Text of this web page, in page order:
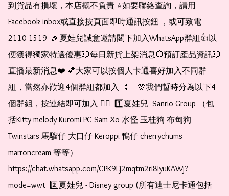
到貨品有損壞，本店概不負責 ⭐️如要聯絡查詢，請用
Facebook inbox或直接按頁面即時通訊按鈕 ，或可致電
2110 1519  🎉夏娃兒誠意邀請閣下加入WhatsApp群組👍以
便獲得獨家特選優惠💥每日新貨上架消息💥預訂產品資訊💥
直播最新消息❤️ 💕大家可以按個人卡通喜好加入不同群
組，當然亦歡迎4個群組都加入👏🏻 🌸我們暫時分為以下4
個群組，按連結即可加入 👇🏻  1️⃣夏娃兒 -Sanrio Group （包
括Kitty melody Kuromi PC Sam Xo 水怪 玉桂狗 布甸狗
Twinstars 馬騮仔 大口仔 Keroppi 鴨仔 cherrychums
marroncream 等等）
https://chat.whatsapp.com/CPK9Ej2mqtm2ri8IyuKAWj?
mode=wwt  2️⃣夏娃兒 - Disney group (所有迪士尼卡通包括